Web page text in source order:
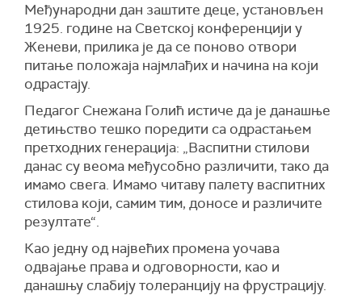
Међународни дан заштите деце, установљен
1925. године на Светској конференцији у
Женеви, прилика је да се поново отвори
питање положаја најмлађих и начина на који
одрастају.
Педагог Снежана Голић истиче да је данашње
детињство тешко поредити са одрастањем
претходних генерација: „Васпитни стилови
данас су веома међусобно различити, тако да
имамо свега. Имамо читаву палету васпитних
стилова који, самим тим, доносе и различите
резултате“.
Као једну од највећих промена уочава
одвајање права и одговорности, као и
данашњу слабију толеранцију на фрустрацију.